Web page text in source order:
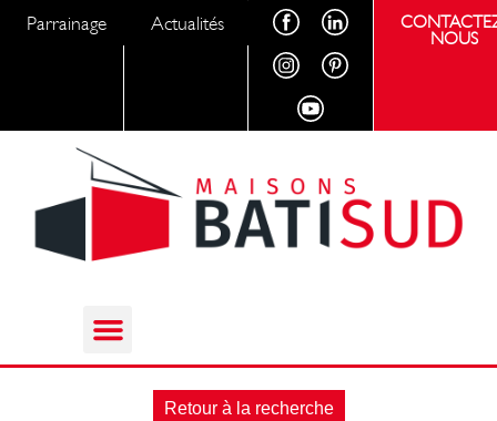
Parrainage Actualités
NOUS
Retour à la recherche